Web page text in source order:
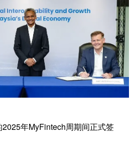
年MyFintech周期间正式签